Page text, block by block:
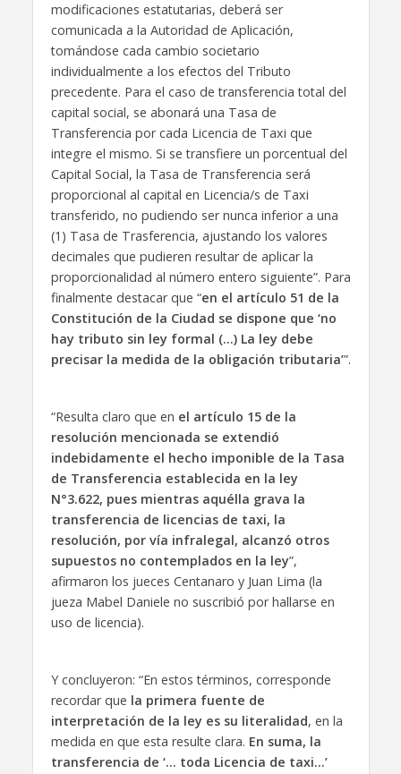
modificaciones estatutarias, deberá ser
comunicada a la Autoridad de Aplicación,
tomándose cada cambio societario
individualmente a los efectos del Tributo
precedente. Para el caso de transferencia total del
capital social, se abonará una Tasa de
Transferencia por cada Licencia de Taxi que
integre el mismo. Si se transfiere un porcentual del
Capital Social, la Tasa de Transferencia será
proporcional al capital en Licencia/s de Taxi
transferido, no pudiendo ser nunca inferior a una
(1) Tasa de Trasferencia, ajustando los valores
decimales que pudieren resultar de aplicar la
proporcionalidad al número entero siguiente”. Para
finalmente destacar que “en el artículo 51 de la
Constitución de la Ciudad se dispone que ‘no
hay tributo sin ley formal (…) La ley debe
precisar la medida de la obligación tributaria’”.
“Resulta claro que en el artículo 15 de la
resolución mencionada se extendió
indebidamente el hecho imponible de la Tasa
de Transferencia establecida en la ley
N°3.622, pues mientras aquélla grava la
transferencia de licencias de taxi, la
resolución, por vía infralegal, alcanzó otros
supuestos no contemplados en la ley”,
afirmaron los jueces Centanaro y Juan Lima (la
jueza Mabel Daniele no suscribió por hallarse en
uso de licencia).
Y concluyeron: “En estos términos, corresponde
recordar que la primera fuente de
interpretación de la ley es su literalidad, en la
medida en que esta resulte clara. En suma, la
transferencia de ‘… toda Licencia de taxi…’